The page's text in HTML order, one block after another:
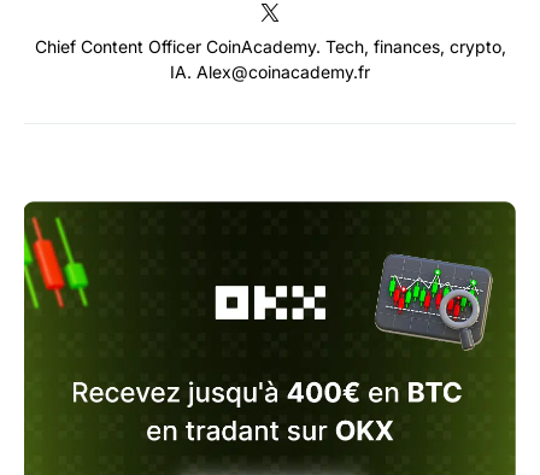
Chief Content Officer CoinAcademy. Tech, finances, crypto,
IA. Alex@coinacademy.fr